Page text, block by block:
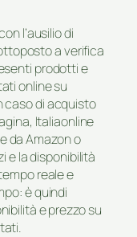
l’ausilio di
a verifica
prodotti e
online su
caso di acquisto
Italiaonline
da Amazon o
e la disponibilità
reale e
è quindi
e prezzo su